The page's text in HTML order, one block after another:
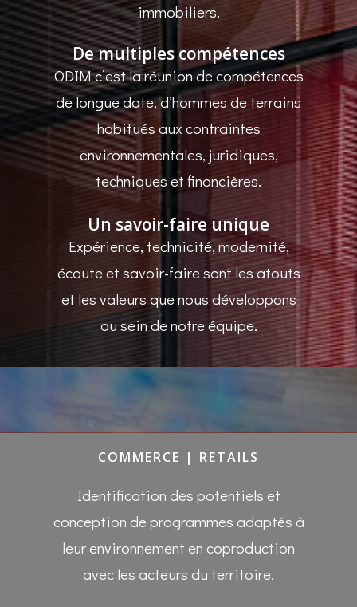
immobiliers.
De multiples compétences
ODIM c’est la réunion de compétences
de longue date, d’hommes de terrains
habitués aux contraintes
environnementales, juridiques,
techniques et financières.
Un savoir-faire unique
Expérience, technicité, modernité,
écoute et savoir-faire sont les atouts
et les valeurs que nous développons
au sein de notre équipe.
COMMERCE | RETAILS
Identification des potentiels et
conception de programmes adaptés à
leur environnement en coproduction
avec les acteurs du territoire.